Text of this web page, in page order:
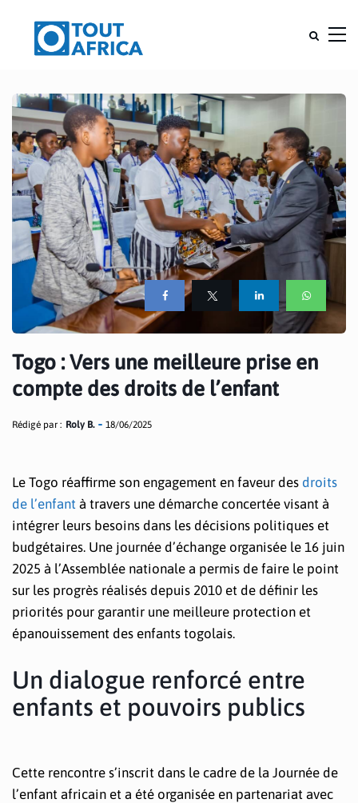
Togo : Vers une meilleure prise en
compte des droits de l’enfant
Rédigé par : Roly B. 18/06/2025
Le Togo réaffirme son engagement en faveur des droits
de l’enfant à travers une démarche concertée visant à
intégrer leurs besoins dans les décisions politiques et
budgétaires. Une journée d’échange organisée le 16 juin
2025 à l’Assemblée nationale a permis de faire le point
sur les progrès réalisés depuis 2010 et de définir les
priorités pour garantir une meilleure protection et
épanouissement des enfants togolais.
Un dialogue renforcé entre
enfants et pouvoirs publics
Cette rencontre s’inscrit dans le cadre de la Journée de
l’enfant africain et a été organisée en partenariat avec